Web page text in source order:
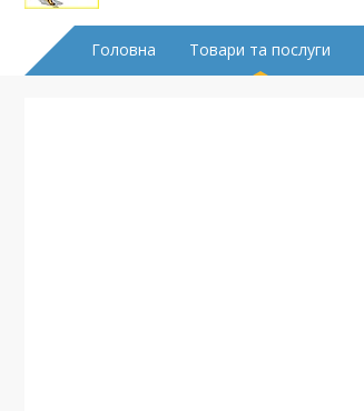
Головна Товари та послуги